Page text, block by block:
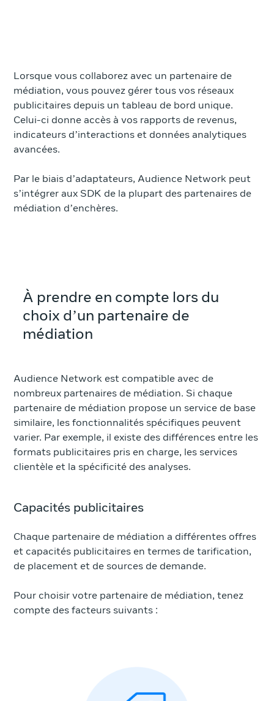
Lorsque vous collaborez avec un partenaire de
médiation, vous pouvez gérer tous vos réseaux
publicitaires depuis un tableau de bord unique.
Celui-ci donne accès à vos rapports de revenus,
indicateurs d’interactions et données analytiques
avancées.
Par le biais d’adaptateurs, Audience Network peut
s’intégrer aux SDK de la plupart des partenaires de
médiation d’enchères.
À prendre en compte lors du
choix d’un partenaire de
médiation
Audience Network est compatible avec de
nombreux partenaires de médiation. Si chaque
partenaire de médiation propose un service de base
similaire, les fonctionnalités spécifiques peuvent
varier. Par exemple, il existe des différences entre les
formats publicitaires pris en charge, les services
clientèle et la spécificité des analyses.
Capacités publicitaires
Chaque partenaire de médiation a différentes offres
et capacités publicitaires en termes de tarification,
de placement et de sources de demande.
Pour choisir votre partenaire de médiation, tenez
compte des facteurs suivants :